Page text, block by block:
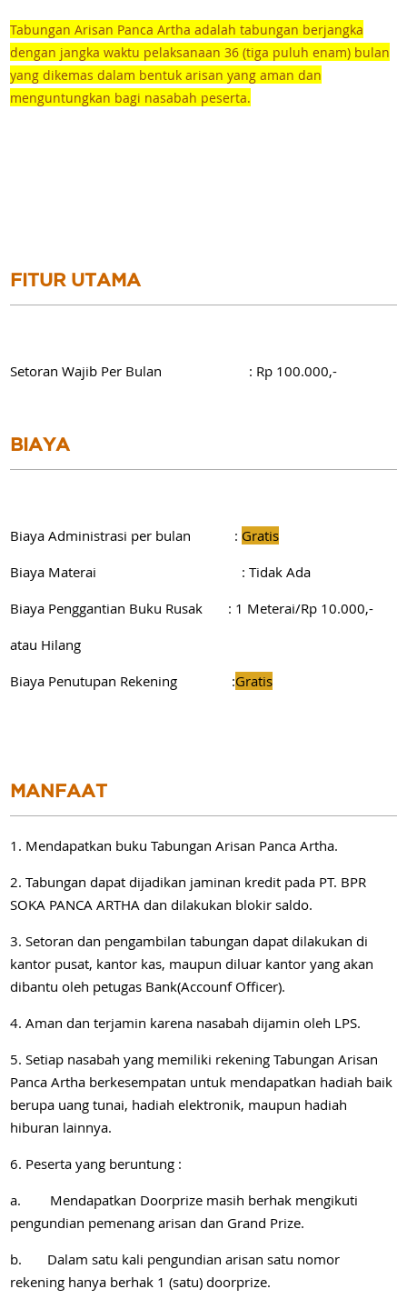
Tabungan Arisan Panca Artha adalah tabungan berjangka
dengan jangka waktu pelaksanaan 36 (tiga puluh enam) bulan
yang dikemas dalam bentuk arisan yang aman dan
menguntungkan bagi nasabah peserta.
FITUR UTAMA
Setoran Wajib Per Bulan : Rp 100.000,-
BIAYA
Biaya Administrasi per bulan : Gratis
Biaya Materai : Tidak Ada
Biaya Penggantian Buku Rusak : 1 Meterai/Rp 10.000,-
atau Hilang
Biaya Penutupan Rekening :Gratis
MANFAAT
1. Mendapatkan buku Tabungan Arisan Panca Artha.
2. Tabungan dapat dijadikan jaminan kredit pada PT. BPR
SOKA PANCA ARTHA dan dilakukan blokir saldo.
3. Setoran dan pengambilan tabungan dapat dilakukan di
kantor pusat, kantor kas, maupun diluar kantor yang akan
dibantu oleh petugas Bank(Accounf Officer).
4. Aman dan terjamin karena nasabah dijamin oleh LPS.
5. Setiap nasabah yang memiliki rekening Tabungan Arisan
Panca Artha berkesempatan untuk mendapatkan hadiah baik
berupa uang tunai, hadiah elektronik, maupun hadiah
hiburan lainnya.
6. Peserta yang beruntung :
a. Mendapatkan Doorprize masih berhak mengikuti
pengundian pemenang arisan dan Grand Prize.
b. Dalam satu kali pengundian arisan satu nomor
rekening hanya berhak 1 (satu) doorprize.